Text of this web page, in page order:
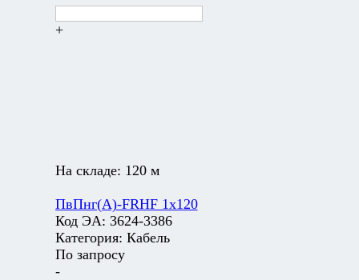
+
На складе: 120 м
ПвПнг(А)-FRHF 1х120
Код ЭА: 3624-3386
Категория: Кабель
По запросу
-